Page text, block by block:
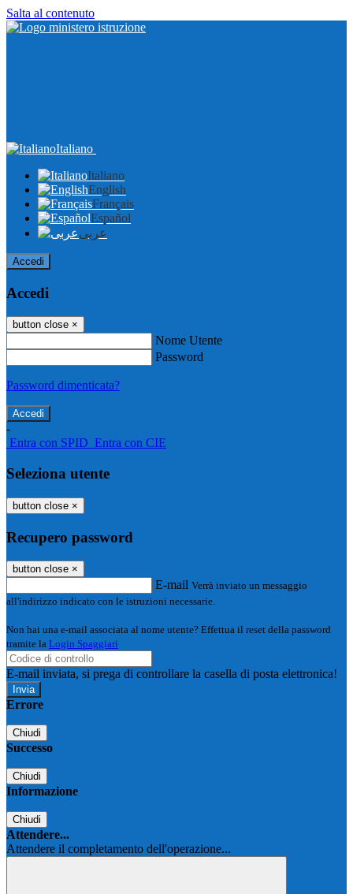
Salta al contenuto
Italiano
Italiano
English
Français
Español
عربى
Accedi
Accedi
button close ×
Nome Utente
Password
Password dimenticata?
-
Entra con SPID Entra con CIE
Seleziona utente
button close ×
Recupero password
button close ×
E-mail Verrà inviato un messaggio
all'indirizzo indicato con le istruzioni necessarie.
Non hai una e-mail associata al nome utente? Effettua il reset della password
tramite la Login Spaggiari
E-mail inviata, si prega di controllare la casella di posta elettronica!
Errore
Chiudi
Successo
Chiudi
Informazione
Chiudi
Attendere...
Attendere il completamento dell'operazione...